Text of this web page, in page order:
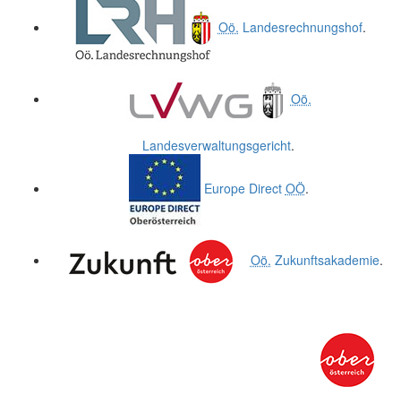
Oö. Landesrechnungshof.
Oö.
Landesverwaltungsgericht.
Europe Direct OÖ.
Oö. Zukunftsakademie.